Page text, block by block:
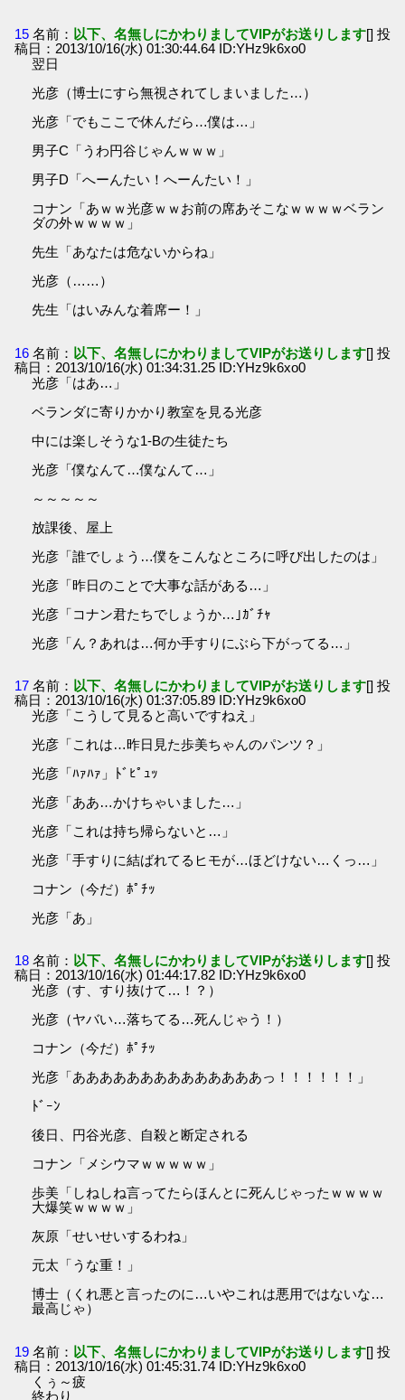
15 名前： 以下、名無しにかわりましてVIPがお送りします[] 投
稿日：2013/10/16(水) 01:30:44.64 ID:YHz9k6xo0
翌日
光彦（博士にすら無視されてしまいました…）
光彦「でもここで休んだら…僕は…」
男子C「うわ円谷じゃんｗｗｗ」
男子D「へーんたい！へーんたい！」
コナン「あｗｗ光彦ｗｗお前の席あそこなｗｗｗｗベラン
ダの外ｗｗｗｗ」
先生「あなたは危ないからね」
光彦（……）
先生「はいみんな着席ー！」
16 名前： 以下、名無しにかわりましてVIPがお送りします[] 投
稿日：2013/10/16(水) 01:34:31.25 ID:YHz9k6xo0
光彦「はあ…」
ベランダに寄りかかり教室を見る光彦
中には楽しそうな1-Bの生徒たち
光彦「僕なんて…僕なんて…」
～～～～～
放課後、屋上
光彦「誰でしょう…僕をこんなところに呼び出したのは」
光彦「昨日のことで大事な話がある…」
光彦「コナン君たちでしょうか…｣ｶﾞﾁｬ
光彦「ん？あれは…何か手すりにぶら下がってる…」
17 名前： 以下、名無しにかわりましてVIPがお送りします[] 投
稿日：2013/10/16(水) 01:37:05.89 ID:YHz9k6xo0
光彦「こうして見ると高いですねえ」
光彦「これは…昨日見た歩美ちゃんのパンツ？」
光彦「ﾊｧﾊｧ」ﾄﾞﾋﾟｭｯ
光彦「ああ…かけちゃいました…」
光彦「これは持ち帰らないと…」
光彦「手すりに結ばれてるヒモが…ほどけない…くっ…」
コナン（今だ）ﾎﾟﾁｯ
光彦「あ」
18 名前： 以下、名無しにかわりましてVIPがお送りします[] 投
稿日：2013/10/16(水) 01:44:17.82 ID:YHz9k6xo0
光彦（す、すり抜けて…！？）
光彦（ヤバい…落ちてる…死んじゃう！）
コナン（今だ）ﾎﾟﾁｯ
光彦「ああああああああああああああっ！！！！！！」
ﾄﾞｰﾝ
後日、円谷光彦、自殺と断定される
コナン「メシウマｗｗｗｗｗ」
歩美「しねしね言ってたらほんとに死んじゃったｗｗｗｗ
大爆笑ｗｗｗｗ」
灰原「せいせいするわね」
元太「うな重！」
博士（くれ悪と言ったのに…いやこれは悪用ではないな…
最高じゃ）
19 名前： 以下、名無しにかわりましてVIPがお送りします[] 投
稿日：2013/10/16(水) 01:45:31.74 ID:YHz9k6xo0
くぅ～疲
終わり